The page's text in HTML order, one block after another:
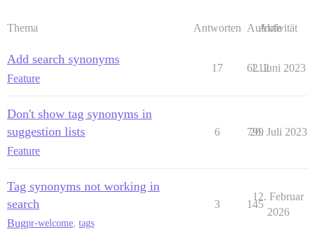
Thema Antworten Aufrufe
Aktivität
Add search synonyms
Feature
17 6212
1. Juni 2023
Don't show tag synonyms in
suggestion lists
Feature
6 799
20. Juli 2023
Tag synonyms not working in
search
Bugpr-welcome, tags
3 145
12. Februar
2026